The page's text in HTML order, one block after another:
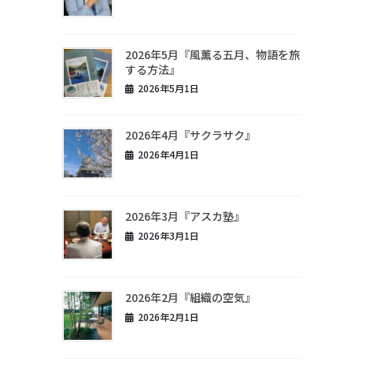
2026年5月『風薫る五月、物語を旅
する方法』
2026年5月1日
2026年4月『サクラサク』
2026年4月1日
2026年3月『アスカ塾』
2026年3月1日
2026年2月『組織の空気』
2026年2月1日